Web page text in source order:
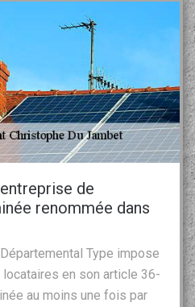
de
renommée dans
Type impose
en son article 36-
au moins une fois par